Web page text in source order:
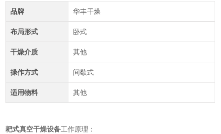
品牌 华丰干燥
布局形式 卧式
干燥介质 其他
操作方式 间歇式
适用物料 其他
耙式真空干燥设备工作原理：